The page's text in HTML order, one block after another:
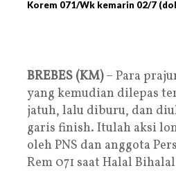
Korem 071/Wk kemarin 02/7
BREBES (KM)– Para
yang kemudian dilepas
jatuh, lalu diburu, dan
garis finish. Itulah aksi
oleh PNS dan anggota
Rem 071 saat Halal